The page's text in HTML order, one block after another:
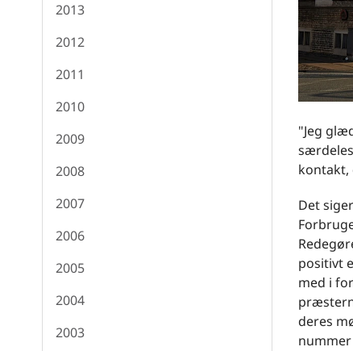
2013
2012
2011
2010
2009
2008
2007
2006
2005
2004
2003
"Jeg
kontakt,
Det
positivt
med i
deres